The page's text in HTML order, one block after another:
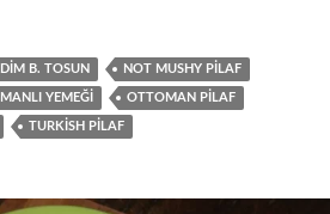
B. TOSUN NOT MUSHY PILAF
YEMEĞI OTTOMAN PILAF
TURKISH PILAF